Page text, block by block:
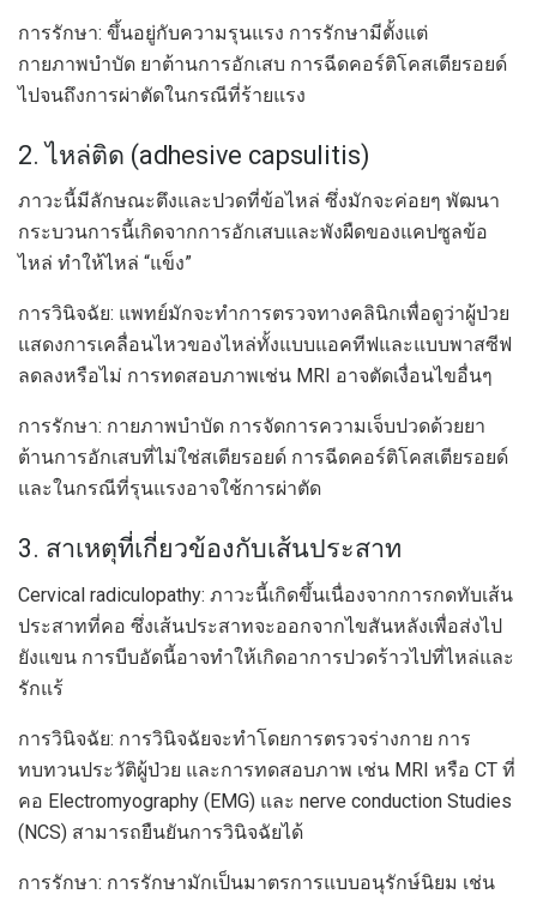
การรักษา: ขึ้นอยู่กับความรุนแรง การรักษามีตั้งแต่
กายภาพบำบัด ยาต้านการอักเสบ การฉีดคอร์ติโคสเตียรอยด์
ไปจนถึงการผ่าตัดในกรณีที่ร้ายแรง
2. ไหล่ติด (adhesive capsulitis)
ภาวะนี้มีลักษณะตึงและปวดที่ข้อไหล่ ซึ่งมักจะค่อยๆ พัฒนา
กระบวนการนี้เกิดจากการอักเสบและพังผืดของแคปซูลข้อ
ไหล่ ทำให้ไหล่ “แข็ง”
การวินิจฉัย: แพทย์มักจะทำการตรวจทางคลินิกเพื่อดูว่าผู้ป่วย
แสดงการเคลื่อนไหวของไหล่ทั้งแบบแอคทีฟและแบบพาสซีฟ
ลดลงหรือไม่ การทดสอบภาพเช่น MRI อาจตัดเงื่อนไขอื่นๆ
การรักษา: กายภาพบำบัด การจัดการความเจ็บปวดด้วยยา
ต้านการอักเสบที่ไม่ใช่สเตียรอยด์ การฉีดคอร์ติโคสเตียรอยด์
และในกรณีที่รุนแรงอาจใช้การผ่าตัด
3. สาเหตุที่เกี่ยวข้องกับเส้นประสาท
Cervical radiculopathy: ภาวะนี้เกิดขึ้นเนื่องจากการกดทับเส้น
ประสาทที่คอ ซึ่งเส้นประสาทจะออกจากไขสันหลังเพื่อส่งไป
ยังแขน การบีบอัดนี้อาจทำให้เกิดอาการปวดร้าวไปที่ไหล่และ
รักแร้
การวินิจฉัย: การวินิจฉัยจะทำโดยการตรวจร่างกาย การ
ทบทวนประวัติผู้ป่วย และการทดสอบภาพ เช่น MRI หรือ CT ที่
คอ Electromyography (EMG) และ nerve conduction Studies
(NCS) สามารถยืนยันการวินิจฉัยได้
การรักษา: การรักษามักเป็นมาตรการแบบอนุรักษ์นิยม เช่น